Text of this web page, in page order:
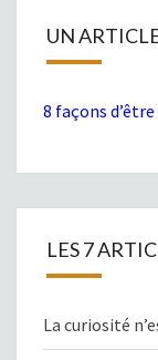
UN
8 façons
LES 7
La curiosité